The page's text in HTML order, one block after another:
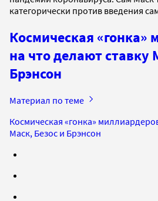
категорически против введения
Космическая «гонка»
на что делают ставку
Брэнсон
Материал по теме
Космическая «гонка»
Маск, Безос и Брэнсон